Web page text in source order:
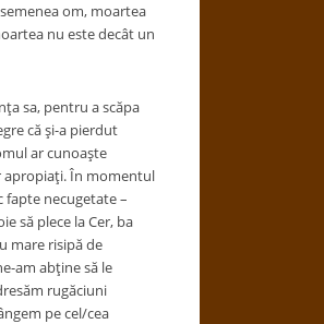
om, moartea
nu este decât un
sa, pentru a scăpa
că și-a pierdut
ar cunoaște
apropiați. În momentul
fapte necugetate –
să plece la Cer, ba
mare risipă de
am abține să le
rugăciuni
pe cel/cea